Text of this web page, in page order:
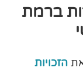
ברמת
אתהזכויות